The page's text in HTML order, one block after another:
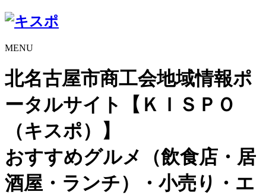
MENU
北名古屋市商工会地域情報ポ
ータルサイト【ＫＩＳＰＯ
（キスポ）】
おすすめグルメ（飲食店・居
酒屋・ランチ）・小売り・エ